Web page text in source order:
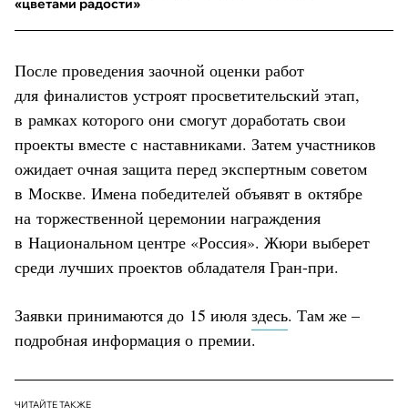
«цветами радости»
После проведения заочной оценки работ
для финалистов устроят просветительский этап,
в рамках которого они смогут доработать свои
проекты вместе с наставниками. Затем участников
ожидает очная защита перед экспертным советом
в Москве. Имена победителей объявят в октябре
на торжественной церемонии награждения
в Национальном центре «Россия». Жюри выберет
среди лучших проектов обладателя Гран-при.
Заявки принимаются до 15 июля здесь. Там же –
подробная информация о премии.
ЧИТАЙТЕ ТАКЖЕ